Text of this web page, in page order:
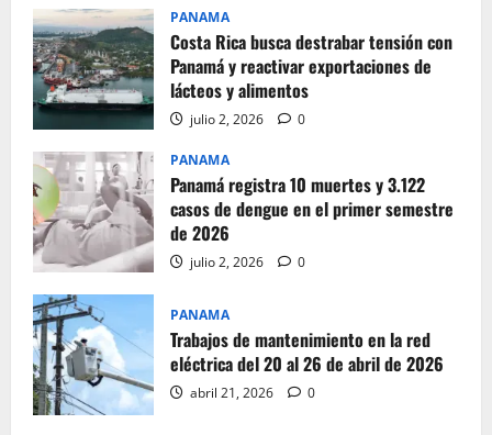
PANAMA
Costa Rica busca destrabar tensión con
Panamá y reactivar exportaciones de
lácteos y alimentos
julio 2, 2026 0
PANAMA
Panamá registra 10 muertes y 3.122
casos de dengue en el primer semestre
de 2026
julio 2, 2026 0
PANAMA
Trabajos de mantenimiento en la red
eléctrica del 20 al 26 de abril de 2026
abril 21, 2026 0